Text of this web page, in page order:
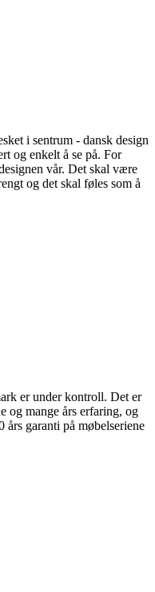
i sentrum - dansk design
og enkelt å se på. For
vår. Det skal være
og det skal føles som å
er under kontroll. Det er
og mange års erfaring, og
garanti på møbelseriene